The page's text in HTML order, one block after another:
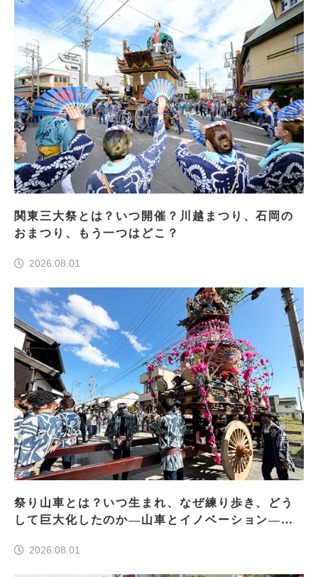
関東三大祭とは？いつ開催？川越まつり、石岡の
おまつり、もう一つはどこ？
2026.08.01
祭り山車とは？いつ生まれ、なぜ練り歩き、どう
して巨大化したのか―山車とイノベーション―＜
2026.08.01